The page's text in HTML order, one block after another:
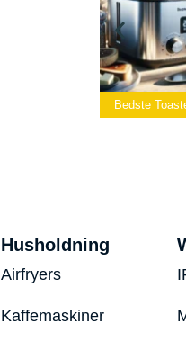
Bedste
Husholdning
Airfryers
Kaffemaskiner